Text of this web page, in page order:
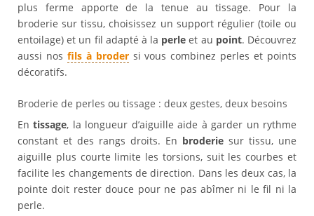
plus ferme apporte de la tenue au tissage. Pour la
broderie sur tissu, choisissez un support régulier (toile ou
entoilage) et un fil adapté à la perle et au point. Découvrez
aussi nos fils à brodersi vous combinez perles et points
décoratifs.
Broderie de perles ou tissage : deux gestes, deux besoins
Entissage, la longueur d’aiguille aide à garder un rythme
constant et des rangs droits. En broderie sur tissu, une
aiguille plus courte limite les torsions, suit les courbes et
facilite les changements de direction. Dans les deux cas, la
pointe doit rester douce pour ne pas abîmer ni le fil ni la
perle.